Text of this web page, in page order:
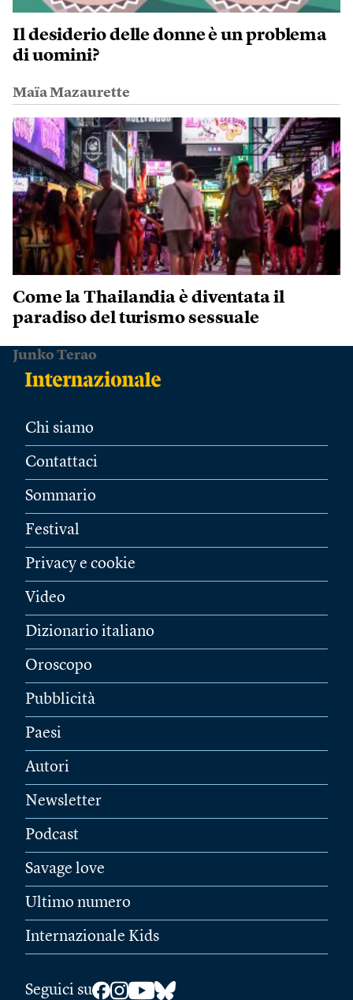
Il desiderio delle donne è un problema
di uomini?
Maïa Mazaurette
Come la Thailandia è diventata il
paradiso del turismo sessuale
Junko Terao
Chi siamo
Contattaci
Sommario
Festival
Privacy e cookie
Video
Dizionario italiano
Oroscopo
Pubblicità
Paesi
Autori
Newsletter
Podcast
Savage love
Ultimo numero
Internazionale Kids
Seguici su